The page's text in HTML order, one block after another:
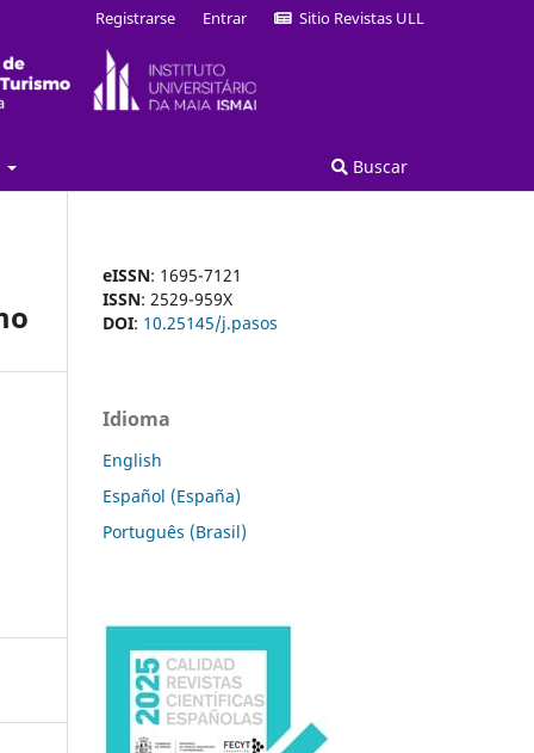
Buscar
Registrarse Entrar Sitio Revistas ULL
eISSN: 1695-7121
ISSN: 2529-959X
DOI: 10.25145/j.pasos
Idioma
English
Español (España)
Português (Brasil)